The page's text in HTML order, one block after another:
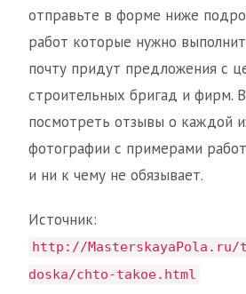
отправьте в форме ниже
работ которые нужно
почту придут предложения с
строительных бригад и фирм.
посмотреть отзывы о каждой
фотографии с примерами
и ни к чему не обязывает.
Источник:
http://MasterskayaPola.ru/
doska/chto-takoe.html